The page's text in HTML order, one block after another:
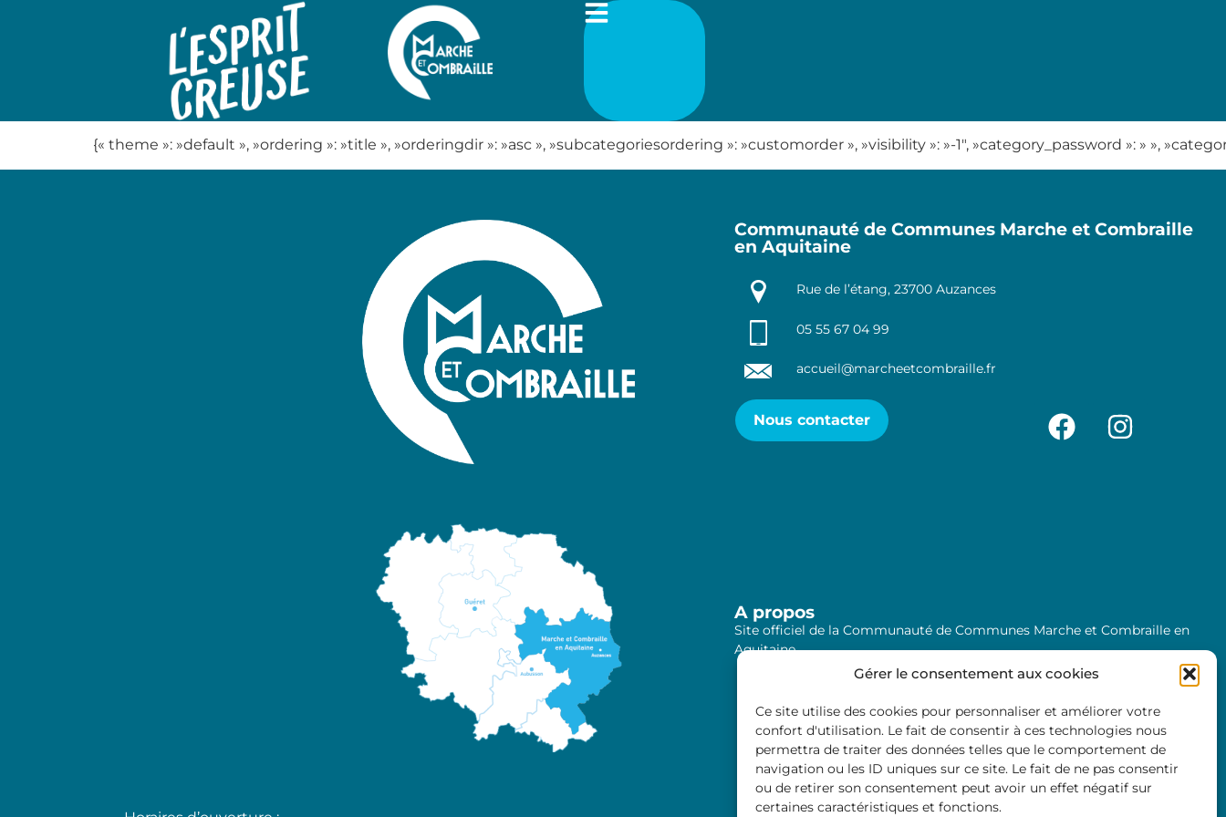
Gérer le consentement aux cookies
Ce site utilise des cookies pour personnaliser et améliorer votre
confort d'utilisation. Le fait de consentir à ces technologies nous
permettra de traiter des données telles que le comportement de
navigation ou les ID uniques sur ce site. Le fait de ne pas consentir
ou de retirer son consentement peut avoir un effet négatif sur
certaines caractéristiques et fonctions.
{« theme »: »default », »ordering »: »title », »orderingdir »: »asc », »subcategoriesordering »: »customorder », »visibility »: »-1″, »category_password »: » »,
Communauté de Communes Marche et Combraille
en Aquitaine
Rue de l’étang, 23700 Auzances
05 55 67 04 99
accueil@marcheetcombraille.fr
Nous contacter
A propos
Site officiel de la Communauté de Communes Marche et Combraille en
Aquitaine